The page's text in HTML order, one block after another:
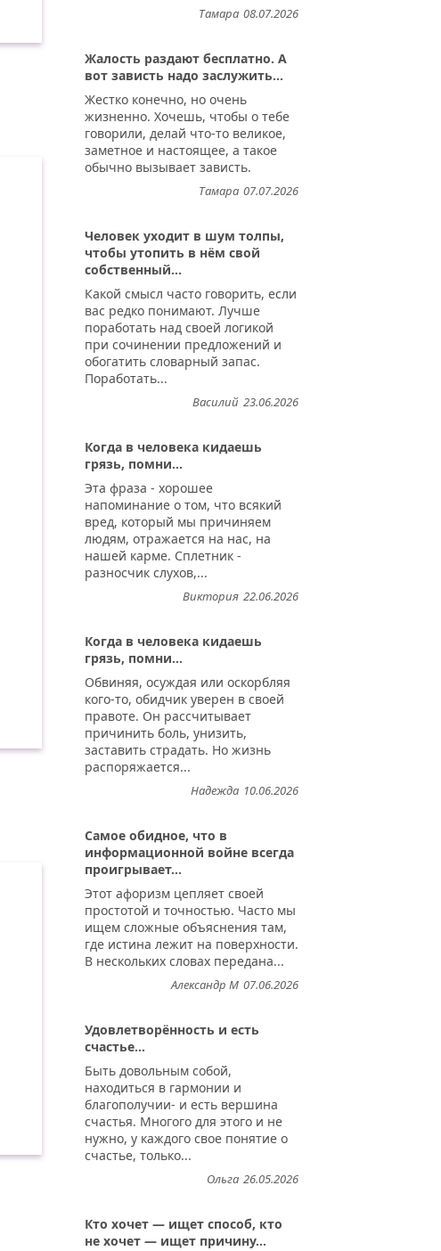
08.07.2026
Тамара
Жалость раздают бесплатно. А
вот зависть надо заслужить...
Жестко конечно, но очень
жизненно. Хочешь, чтобы о тебе
говорили, делай что-то великое,
заметное и настоящее, а такое
обычно вызывает зависть.
07.07.2026
Тамара
Человек уходит в шум толпы,
чтобы утопить в нём свой
собственный...
Какой смысл часто говорить, если
вас редко понимают. Лучше
поработать над своей логикой
при сочинении предложений и
обогатить словарный запас.
Поработать...
23.06.2026
Василий
Когда в человека кидаешь
грязь, помни...
Эта фраза - хорошее
напоминание о том, что всякий
вред, который мы причиняем
людям, отражается на нас, на
нашей карме. Сплетник -
разносчик слухов,...
22.06.2026
Виктория
Когда в человека кидаешь
грязь, помни...
Обвиняя, осуждая или оскорбляя
кого-то, обидчик уверен в своей
правоте. Он рассчитывает
причинить боль, унизить,
заставить страдать. Но жизнь
распоряжается...
10.06.2026
Надежда
Самое обидное, что в
информационной войне всегда
проигрывает...
Этот афоризм цепляет своей
простотой и точностью. Часто мы
ищем сложные объяснения там,
где истина лежит на поверхности.
В нескольких словах передана...
07.06.2026
Александр М
Удовлетворённость и есть
счастье...
Быть довольным собой,
находиться в гармонии и
благополучии- и есть вершина
счастья. Многого для этого и не
нужно, у каждого свое понятие о
счастье, только...
26.05.2026
Ольга
Кто хочет — ищет способ, кто
не хочет — ищет причину...